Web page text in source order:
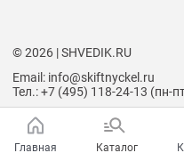
© 2026 | SHVEDIK.RU
Email: info@skiftnyckel.ru
Тел.: +7 (495) 118-24-13 (пн-
Главная Каталог